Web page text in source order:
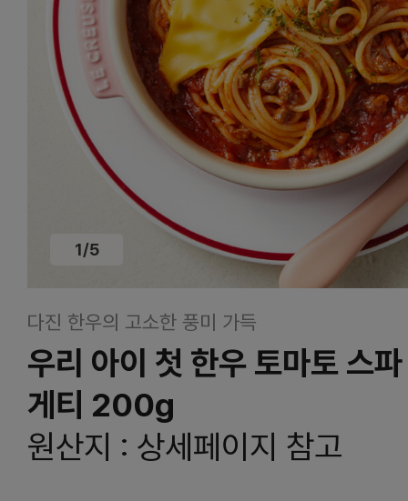
1/5
다진 한우의 고소한 풍미 가득
우리 아이 첫 한우 토마토 스파
게티 200g
원산지 : 상세페이지 참고